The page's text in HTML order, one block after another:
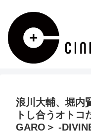
浪川大輔、堀内
トし合うオトコ
GARO＞ -